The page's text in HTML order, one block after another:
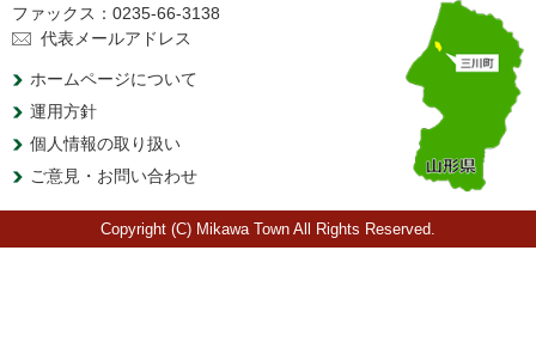
ファックス：0235-66-3138
代表メールアドレス
ホームページについて
運用方針
個人情報の取り扱い
ご意見・お問い合わせ
Copyright (C) Mikawa Town All Rights Reserved.